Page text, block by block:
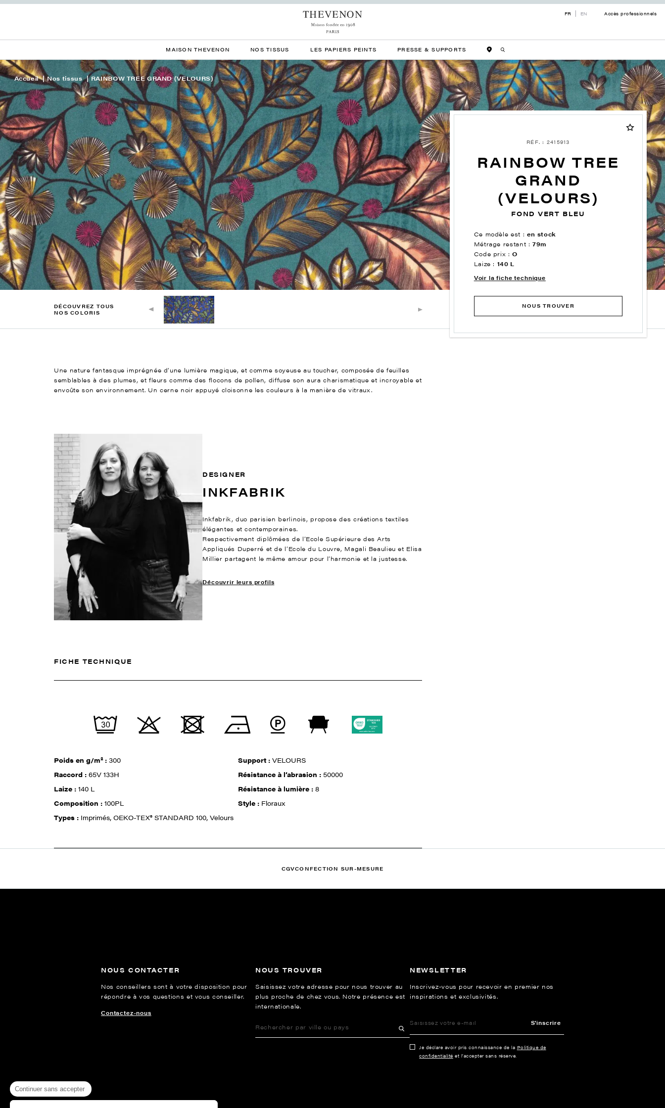
FR EN Accès professionnels
MAISON THEVENON NOS TISSUS LES PAPIERS PEINTS PRESSE & SUPPORTS
Accueil Nos tissus RAINBOW TREE GRAND (VELOURS)
RÉF. : 2415913
RAINBOW TREE
GRAND
(VELOURS)
FOND VERT BLEU
Ce modèle est : en stock
Métrage restant :79m
Code prix :O
Laize : 140 L
Voir la fiche technique
NOUS TROUVER
DÉCOUVREZ TOUS
NOS COLORIS
Une nature fantasque imprégnée d’une lumière magique, et comme soyeuse au toucher, composée de feuilles
semblables à des plumes, et fleurs comme des flocons de pollen, diffuse son aura charismatique et incroyable et
envoûte son environnement. Un cerne noir appuyé cloisonne les couleurs à la manière de vitraux.
DESIGNER
INKFABRIK
Inkfabrik, duo parisien berlinois, propose des créations textiles
élégantes et contemporaines.
Respectivement diplômées de l’Ecole Supérieure des Arts
Appliqués Duperré et de l’Ecole du Louvre, Magali Beaulieu et Elisa
Millier partagent le même amour pour l’harmonie et la justesse.
Découvrir leurs profils
FICHE TECHNIQUE
Poids en g/m² :300 Support :VELOURS
Raccord :65V 133H Résistance à l‘abrasion : 50000
Laize :140 L Résistance à lumière :8
Composition :100PL Style : Floraux
Types : Imprimés, OEKO-TEX® STANDARD 100, Velours
CGVCONFECTION SUR-MESURE
NOUS CONTACTER
Nos conseillers sont à votre disposition pour
répondre à vos questions et vous conseiller.
Contactez-nous
NOUS TROUVER
Saisissez votre adresse pour nous trouver au
plus proche de chez vous. Notre présence est
internationale.
NEWSLETTER
Inscrivez-vous pour recevoir en premier nos
inspirations et exclusivités.
S'inscrire
Je déclare avoir pris connaissance de la Politique de
confidentialité et l’accepter sans réserve.
Continuer sans accepter